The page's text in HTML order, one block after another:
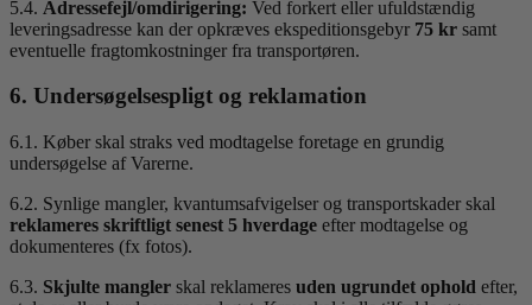
5.4. Adressefejl/omdirigering: Ved forkert eller ufuldstændig
leveringsadresse kan der opkræves ekspeditionsgebyr 75 kr samt
eventuelle fragtomkostninger fra transportøren.
6. Undersøgelsespligt og reklamation
6.1. Køber skal straks ved modtagelse foretage en grundig
undersøgelse af Varerne.
6.2. Synlige mangler, kvantumsafvigelser og transportskader skal
reklameres skriftligt senest 5 hverdage efter modtagelse og
dokumenteres (fx fotos).
6.3. Skjulte mangler skal reklameres uden ugrundet ophold efter,